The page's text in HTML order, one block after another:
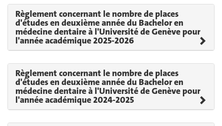
Règlement concernant le nombre de places
d'études en deuxième année du Bachelor en
médecine dentaire à l'Université de Genève pour
l'année académique 2025-2026
Règlement concernant le nombre de places
d'études en deuxième année du Bachelor en
médecine dentaire à l'Université de Genève pour
l'année académique 2024-2025